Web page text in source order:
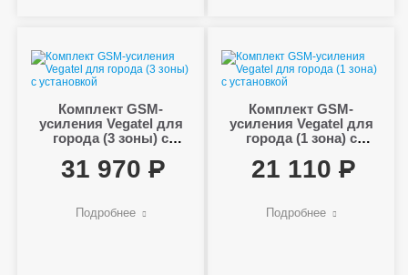
Комплект GSM-
усиления Vegatel для
города (3 зоны) с
31 970
Подробнее
Комплект GSM-
усиления Vegatel для
города (1 зона) с
21 110
Подробнее